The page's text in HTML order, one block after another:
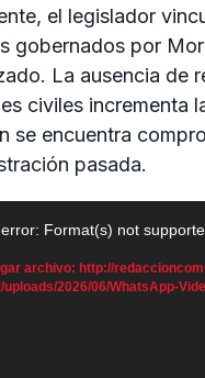
el legislador
gobernados por
La ausencia de
civiles incrementa
se encuentra
pasada.
Format(s) not
archivo: http://
uploads/2026/06/WhatsApp-